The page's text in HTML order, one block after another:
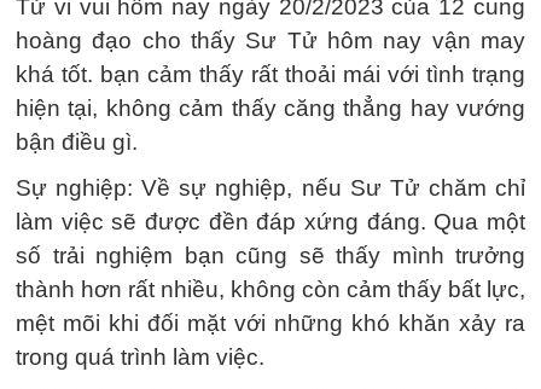
Tử vi vui hôm nay ngày 20/2/2023 của 12 cung
hoàng đạo cho thấy Sư Tử hôm nay vận may
khá tốt. bạn cảm thấy rất thoải mái với tình trạng
hiện tại, không cảm thấy căng thẳng hay vướng
bận điều gì.
Sự nghiệp: Về sự nghiệp, nếu Sư Tử chăm chỉ
làm việc sẽ được đền đáp xứng đáng. Qua một
số trải nghiệm bạn cũng sẽ thấy mình trưởng
thành hơn rất nhiều, không còn cảm thấy bất lực,
mệt mõi khi đối mặt với những khó khăn xảy ra
trong quá trình làm việc.